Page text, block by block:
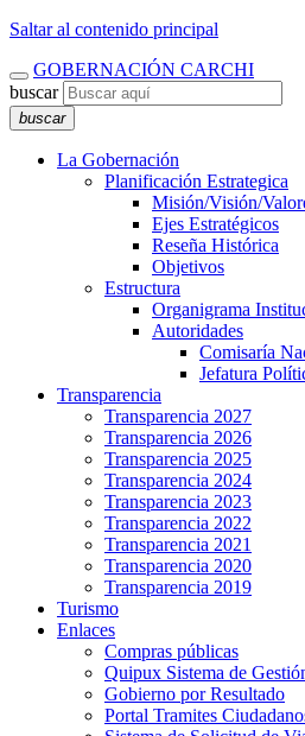
Saltar al contenido principal
GOBERNACIÓN CARCHI
buscar
buscar
La Gobernación
Planificación Estrategica
Misión/Visión/
Ejes Estratégicos
Reseña Histórica
Objetivos
Estructura
Organigrama
Autoridades
Comisaría
Jefatura
Transparencia
Transparencia 2027
Transparencia 2026
Transparencia 2025
Transparencia 2024
Transparencia 2023
Transparencia 2022
Transparencia 2021
Transparencia 2020
Transparencia 2019
Turismo
Enlaces
Compras públicas
Quipux Sistema de
Gobierno por Resultado
Portal Tramites